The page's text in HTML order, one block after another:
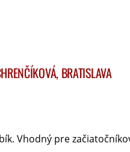
BRATISLAVA
Vhodný pre